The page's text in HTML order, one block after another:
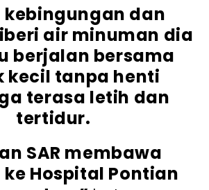
dan
air minuman dia
berjalan bersama
kecil tanpa henti
terasa letih dan
tertidur.
SAR membawa
Hospital Pontian